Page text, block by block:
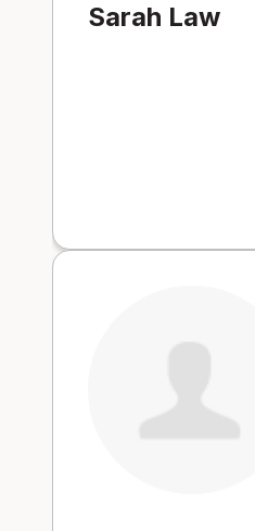
Sarah Law